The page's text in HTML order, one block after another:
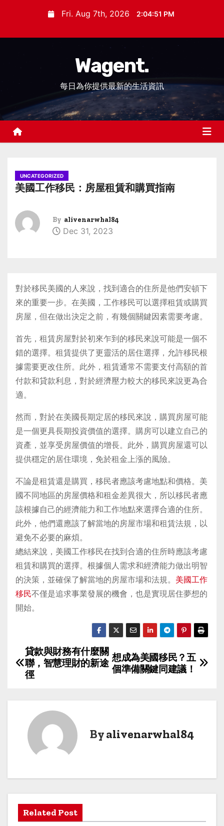
n
Fri. Aug 7th, 2026 2:04:52 PM
Wagent.
每日為你提供最新的生活資訊
UNCATEGORIZED
美國工作移民：房屋租賃和購買指南
By alivenarwhal84
Dec 31, 2023
對於移民美國的人來說，找到適合的住所是他們安頓下
來的重要一步。在美國，工作移民可以選擇租賃或購買
房屋，但在做出決定之前，有幾個關鍵因素需要考慮。
首先，租賃房屋對於初來乍到的移民來說可能是一個不
錯的選擇。租賃提供了更靈活的居住選擇，允許移民根
據需要更改住所。此外，租賃通常不需要支付高額的首
付款和貸款利息，對於經濟壓力較大的移民來說更為合
適。
然而，對於在美國長期定居的移民來說，購買房屋可能
是一個更具長期投資價值的選擇。購房可以建立自己的
資產，並享受房屋價值的增長。此外，購買房屋還可以
提供穩定的居住環境，免於租金上漲的風險。
不論是租賃還是購買，移民者應該考慮地點和價格。美
國不同地區的房屋價格和租金差異很大，所以移民者應
該根據自己的經濟能力和工作地點來選擇合適的住所。
此外，他們還應該了解當地的房屋市場和租賃法規，以
避免不必要的麻煩。
總結來說，美國工作移民在找到合適的住所時應該考慮
租賃和購買的選擇。根據個人需求和經濟能力做出明智
的決策，並確保了解當地的房屋市場和法規。 美國工作
移民不僅是追求事業發展的機會，也是實現居住夢想的
開始。
P
v
g
想成為美國移民？五
個準備關鍵同建議！
貸款與財務有什麼關
聯，智慧理財的新途
徑
Byalivenarwhal84
Related Post